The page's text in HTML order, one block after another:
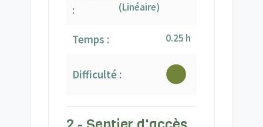
:
(Linéaire)
Temps : 0.25 h
Difficulté :